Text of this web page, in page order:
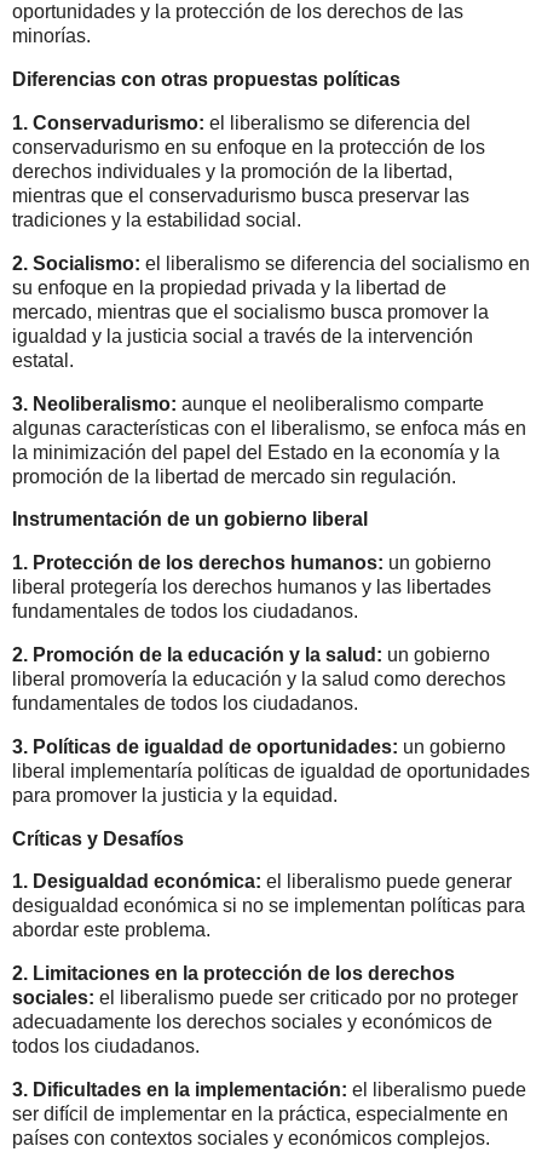
oportunidades y la protección de los derechos de las
minorías.
Diferencias con otras propuestas políticas
1. Conservadurismo: el liberalismo se diferencia del
conservadurismo en su enfoque en la protección de los
derechos individuales y la promoción de la libertad,
mientras que el conservadurismo busca preservar las
tradiciones y la estabilidad social.
2. Socialismo: el liberalismo se diferencia del socialismo en
su enfoque en la propiedad privada y la libertad de
mercado, mientras que el socialismo busca promover la
igualdad y la justicia social a través de la intervención
estatal.
3. Neoliberalismo: aunque el neoliberalismo comparte
algunas características con el liberalismo, se enfoca más en
la minimización del papel del Estado en la economía y la
promoción de la libertad de mercado sin regulación.
Instrumentación de un gobierno liberal
1. Protección de los derechos humanos: un gobierno
liberal protegería los derechos humanos y las libertades
fundamentales de todos los ciudadanos.
2. Promoción de la educación y la salud: un gobierno
liberal promovería la educación y la salud como derechos
fundamentales de todos los ciudadanos.
3. Políticas de igualdad de oportunidades: un gobierno
liberal implementaría políticas de igualdad de oportunidades
para promover la justicia y la equidad.
Críticas y Desafíos
1. Desigualdad económica: el liberalismo puede generar
desigualdad económica si no se implementan políticas para
abordar este problema.
2. Limitaciones en la protección de los derechos
sociales: el liberalismo puede ser criticado por no proteger
adecuadamente los derechos sociales y económicos de
todos los ciudadanos.
3. Dificultades en la implementación: el liberalismo puede
ser difícil de implementar en la práctica, especialmente en
países con contextos sociales y económicos complejos.